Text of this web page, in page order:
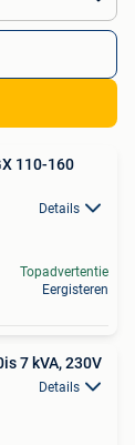
110-160
Details
Topadvertentie
Eergisteren
7 kVA, 230V
Details